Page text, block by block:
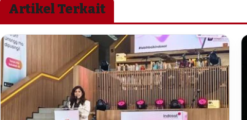
Artikel Terkait